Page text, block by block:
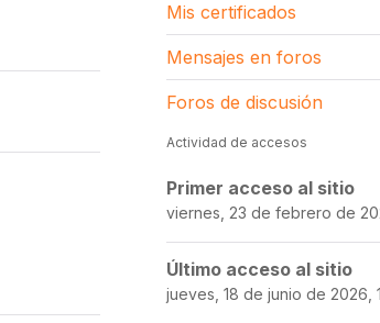
Mis certificados
Mensajes en foros
Foros de discusión
Actividad de accesos
Primer acceso al sitio
viernes, 23 de febrero de
Último acceso al sitio
jueves, 18 de junio de 2026,